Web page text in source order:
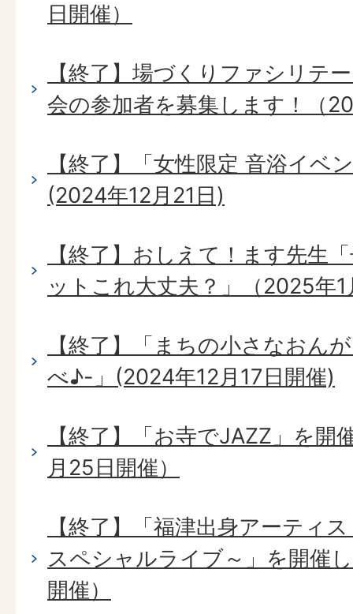
日開催）
【終了】場づくりファシリテ
会の参加者を募集します！（
【終了】「女性限定 音浴イベ
(2024年12月21日)
【終了】おしえて！ます先生
ットこれ大丈夫？」（2025年
【終了】「まちの小さなおん
べ♪-」(2024年12月17日開催)
【終了】「お寺でJAZZ」を開
月25日開催）
【終了】「福津出身アーティ
スペシャルライブ～」を開催
開催）